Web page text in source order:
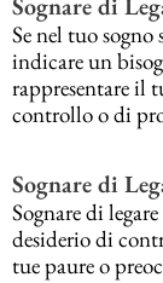
Se nel tuo
indicare un
rappresentare il
controllo o di
Sognare di
Sognare di
desiderio di
tue paure o